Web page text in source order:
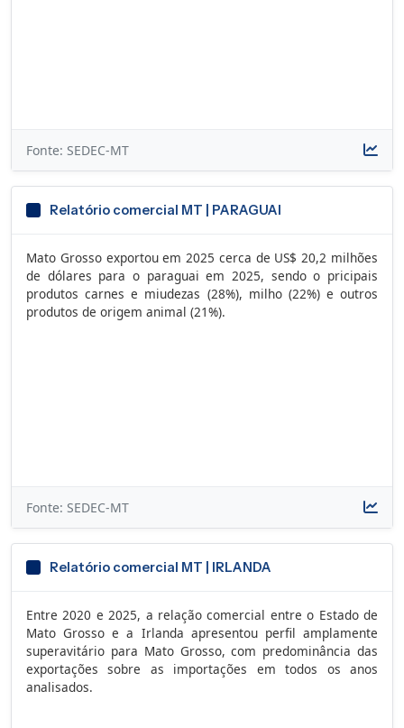
Fonte: SEDEC-MT
Relatório comercial MT | PARAGUAI
Mato Grosso exportou em 2025 cerca de US$ 20,2 milhões
de dólares para o paraguai em 2025, sendo o pricipais
produtos carnes e miudezas (28%), milho (22%) e outros
produtos de origem animal (21%).
Fonte: SEDEC-MT
Relatório comercial MT | IRLANDA
Entre 2020 e 2025, a relação comercial entre o Estado de
Mato Grosso e a Irlanda apresentou perfil amplamente
superavitário para Mato Grosso, com predominância das
exportações sobre as importações em todos os anos
analisados.